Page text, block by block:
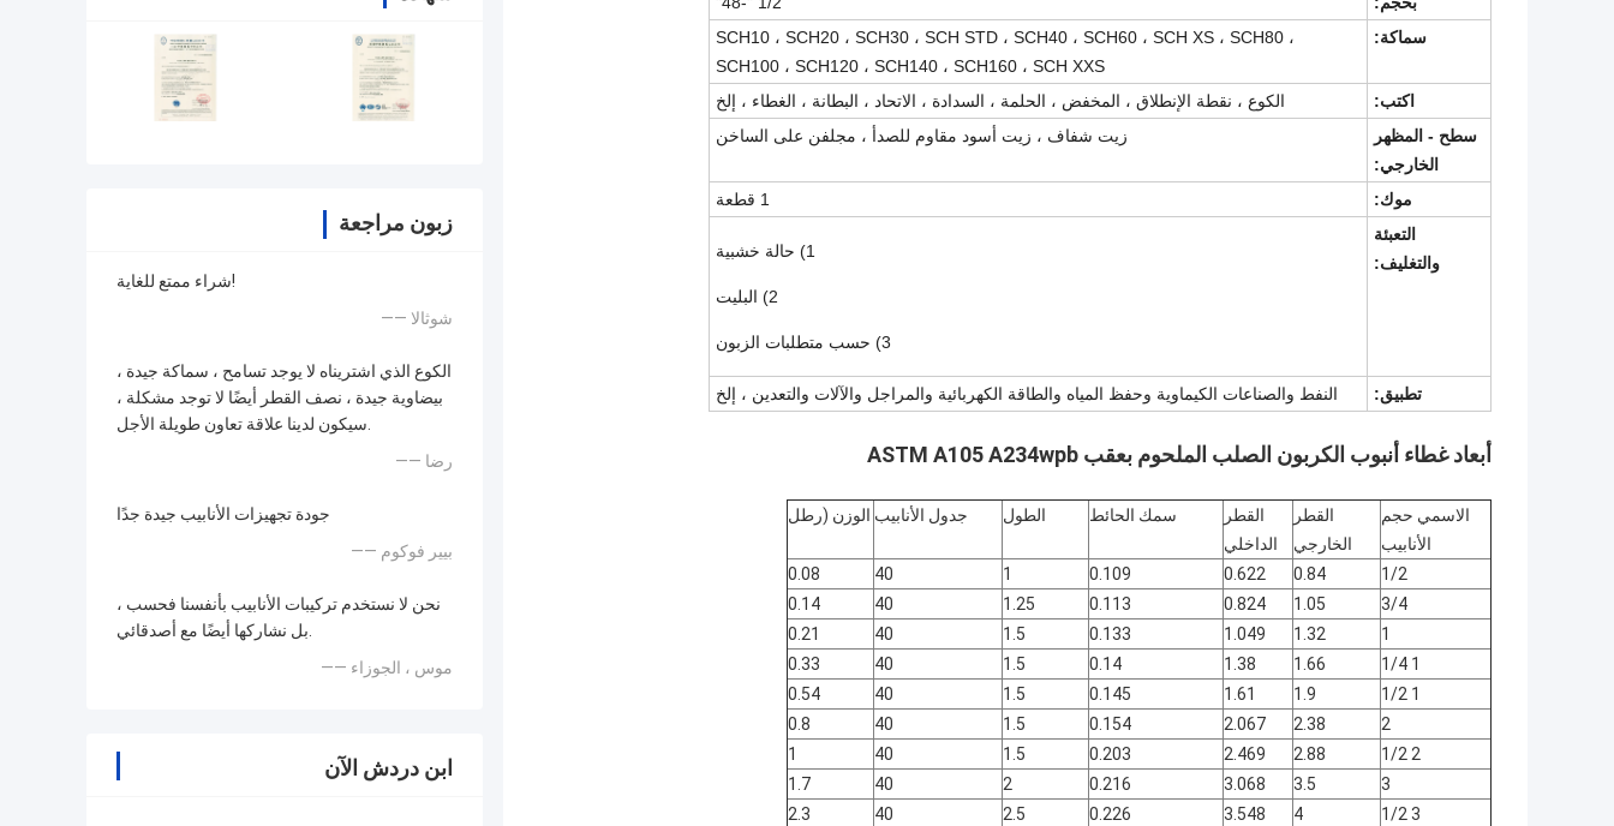
زبون مراجعة
شراء ممتع للغاية!
—— شوثالا
الكوع الذي اشتريناه لا يوجد تسامح ، سماكة جيدة ،
بيضاوية جيدة ، نصف القطر أيضًا لا توجد مشكلة ،
سيكون لدينا علاقة تعاون طويلة الأجل.
—— رضا
جودة تجهيزات الأنابيب جيدة جدًا
—— بيير فوكوم
نحن لا نستخدم تركيبات الأنابيب بأنفسنا فحسب ،
بل نشاركها أيضًا مع أصدقائي.
—— موس ، الجوزاء
ابن دردش الآن
سماكة:
SCH10 ، SCH20 ، SCH30 ، SCH STD ، SCH40 ، SCH60 ، SCH XS ، SCH80 ،
SCH100 ، SCH120 ، SCH140 ، SCH160 ، SCH XXS
اكتب:
الكوع ، نقطة الإنطلاق ، المخفض ، الحلمة ، السدادة ، الاتحاد ، البطانة ، الغطاء ، إلخ
سطح - المظهر
الخارجي:
زيت شفاف ، زيت أسود مقاوم للصدأ ، مجلفن على الساخن
موك:
1 قطعة
التعبئة
والتغليف:
1) حالة خشبية
2) البليت
3) حسب متطلبات الزبون
تطبيق: النفط والصناعات الكيماوية وحفظ المياه والطاقة الكهربائية والمراجل والآلات والتعدين ، إلخ
أبعاد غطاء أنبوب الكربون الصلب الملحوم بعقب ASTM A105 A234wpb
الاسمي حجم
الأنابيب
القطر
الخارجي
القطر
الداخلي
سمك الحائط الطول جدول الأنابيب الوزن (رطل
1/2
0.84
0.622
0.109
1
40
0.08
3/4
1.05
0.824
0.113
1.25
40
0.14
1
1.32
1.049
0.133
1.5
40
0.21
1 1/4
1.66
1.38
0.14
1.5
40
0.33
1 1/2
1.9
1.61
0.145
1.5
40
0.54
2
2.38
2.067
0.154
1.5
40
0.8
2 1/2
2.88
2.469
0.203
1.5
40
1
3
3.5
3.068
0.216
2
40
1.7
3 1/2
4
3.548
0.226
2.5
40
2.3